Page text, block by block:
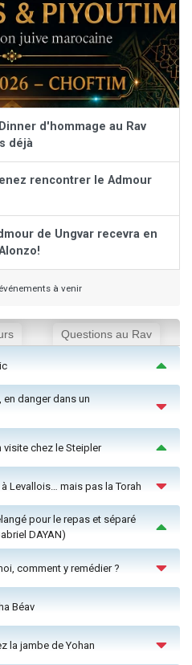
Dinner d'hommage au Rav
déjà
rencontrer le Admour
de Ungvar recevra en
à venir
Questions au Rav
en danger dans un
visite chez le Steipler
Levallois… mais pas la Torah
pour le repas et séparé
DAYAN)
comment y remédier ?
Béav
la jambe de Yohan